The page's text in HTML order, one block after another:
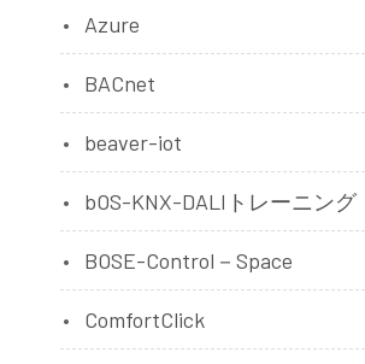
Azure
BACnet
beaver-iot
bOS-KNX-DALIトレーニング
BOSE-Control－Space
ComfortClick